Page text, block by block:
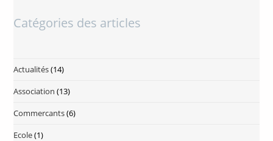
Catégories des articles
Actualités(14)
Association (13)
Commercants(6)
Ecole(1)